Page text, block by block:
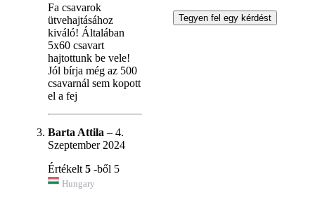
Fa csavarok
ütvehajtásához
kiváló! Általában
5x60 csavart
hajtottunk be vele!
Jól bírja még az 500
csavarnál sem kopott
el a fej
Barta Attila – 4.
Szeptember 2024
Értékelt 5 -ből 5
Hungary